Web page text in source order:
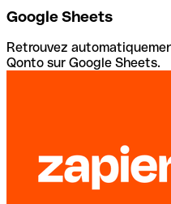
Google Sheets
Retrouvez
Qonto sur Google Sheets.